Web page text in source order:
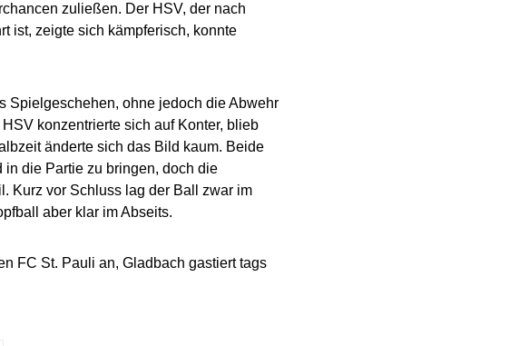
zuließen. Der HSV, der nach
ist, zeigte sich kämpferisch, konnte
Spielgeschehen, ohne jedoch die Abwehr
konzentrierte sich auf Konter, blieb
änderte sich das Bild kaum. Beide
die Partie zu bringen, doch die
Kurz vor Schluss lag der Ball zwar im
aber klar im Abseits.
FC St. Pauli an, Gladbach gastiert tags